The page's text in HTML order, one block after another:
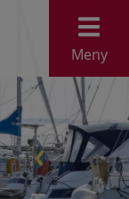
Meny